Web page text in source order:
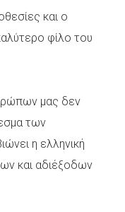
και ο
φίλο του
μας δεν
των
η ελληνική
και αδιέξοδων